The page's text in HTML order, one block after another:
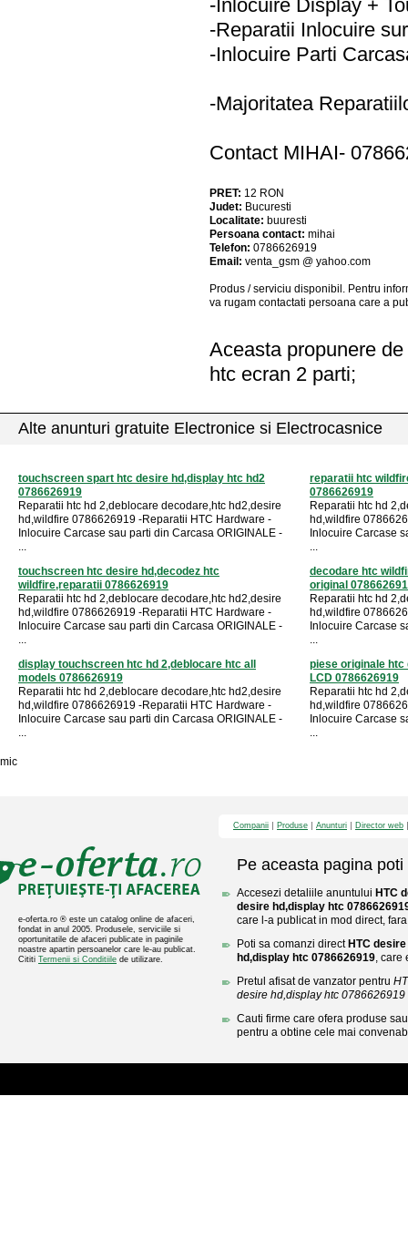
-Inlocuire Display +
-Reparatii Inlocuire
-Inlocuire Parti
-Majoritatea
Contact MIHAI-
PRET: 12 RON
Judet: Bucuresti
Localitate: buuresti
Persoana contact: mihai
Telefon: 0786626919
Email: venta_gsm @ yahoo.com
Produs / serviciu disponibil . Pentru
va rugam contactati persoana care a
Aceasta propunere
htc ecran 2 parti;
Alte anunturi gratuite Electronice si Electrocasnice
touchscreen spart htc desire hd,display htc hd2
0786626919
Reparatii htc hd 2,deblocare decodare,htc hd2,desire
hd,wildfire 0786626919 -Reparatii HTC Hardware -
Inlocuire Carcase sau parti din Carcasa ORIGINALE -
...
reparatii htc
0786626919
Reparatii htc hd
hd,wildfire
Inlocuire Carcase
...
touchscreen htc desire hd,decodez htc
wildfire,reparatii 0786626919
Reparatii htc hd 2,deblocare decodare,htc hd2,desire
hd,wildfire 0786626919 -Reparatii HTC Hardware -
Inlocuire Carcase sau parti din Carcasa ORIGINALE -
...
decodare htc
original
Reparatii htc hd
hd,wildfire
Inlocuire Carcase
...
display touchscreen htc hd 2,deblocare htc all
models 0786626919
Reparatii htc hd 2,deblocare decodare,htc hd2,desire
hd,wildfire 0786626919 -Reparatii HTC Hardware -
Inlocuire Carcase sau parti din Carcasa ORIGINALE -
...
piese originale
LCD 0786626919
Reparatii htc hd
hd,wildfire
Inlocuire Carcase
...
mic
e-oferta.ro ® este un catalog online de afaceri,
fondat in anul 2005. Produsele, serviciile si
oportunitatile de afaceri publicate in paginile
noastre apartin persoanelor care le-au publicat.
Cititi Termenii si Conditiile de utilizare.
Companii Produse Anunturi Director web
Pe aceasta pagina poti
Accesezi detaliile anuntului HTC
desire hd,display htc
care l-a publicat in mod direct,
Poti sa comanzi direct HTC
hd,display htc 0786626919, care
Pretul afisat de vanzator pentru
desire hd,display htc 0786626919
Cauti firme care ofera produse
pentru a obtine cele mai